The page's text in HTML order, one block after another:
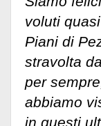
voluti
Piani di
stravolta
per
abbiamo
in questi